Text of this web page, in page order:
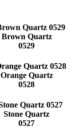
Brown Quartz
0529
Orange Quartz
0528
Stone Quartz
0527